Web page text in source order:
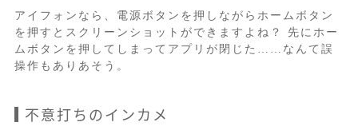
アイフォンなら、電源ボタンを押しながらホームボタン
を押すとスクリーンショットができますよね？ 先にホー
ムボタンを押してしまってアプリが閉じた……なんて誤
操作もありあそう。
不意打ちのインカメ